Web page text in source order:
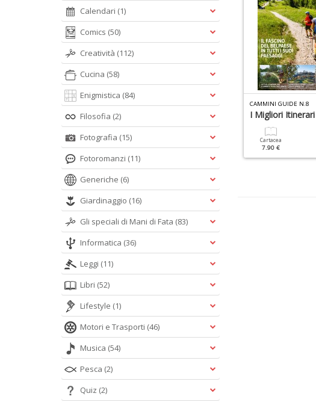
Digitale
4.90 €
VIVERE L ITALIA GUIDE N.1
9.90 €
Digitale
4.90 €
CAMMINI GUIDE N.8
I Migliori
Cartacea
7.90 €
Calendari (1)
Comics (50)
Creatività (112)
Cucina (58)
Enigmistica (84)
Filosofia (2)
Fotografia (15)
Fotoromanzi (11)
Generiche (6)
Giardinaggio (16)
Gli speciali di Mani di Fata (83)
Informatica (36)
Leggi (11)
Libri (52)
Lifestyle (1)
Motori e Trasporti (46)
Musica (54)
Pesca (2)
Quiz (2)